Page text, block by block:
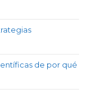
de por qué